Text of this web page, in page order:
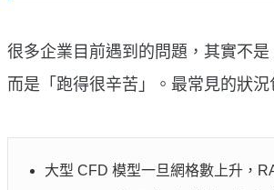
很多企業目前遇到的問題，其實不是
而是「跑得很辛苦」。最常見的狀況
大型 CFD 模型一旦網格數上升，